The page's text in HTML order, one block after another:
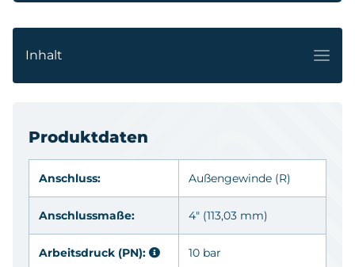
Inhalt
Produktdaten
Anschluss: Außengewinde (R)
Anschlussmaße: 4" (113,03 mm)
Arbeitsdruck (PN): 10 bar